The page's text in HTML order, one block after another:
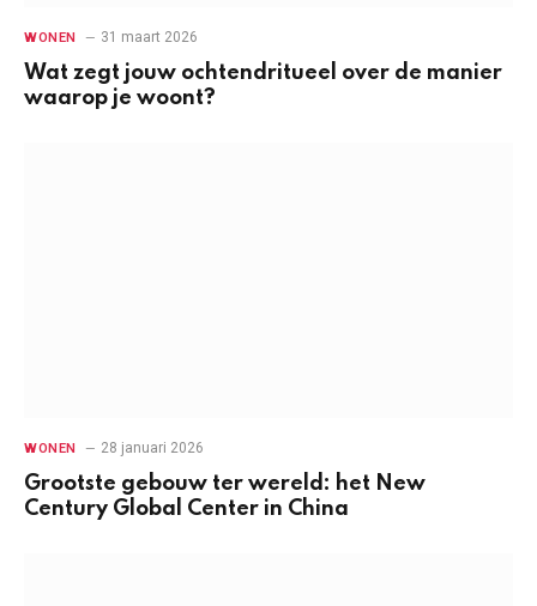
WONEN 31 maart 2026
Wat zegt jouw ochtendritueel over de manier
waarop je woont?
WONEN 28 januari 2026
Grootste gebouw ter wereld: het New
Century Global Center in China